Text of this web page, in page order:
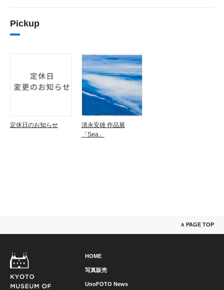
Pickup
定休日のお知らせ
清永安雄 作品展
「Sea」
∧ PAGE TOP
HOME
写真販売
UnoFOTO News